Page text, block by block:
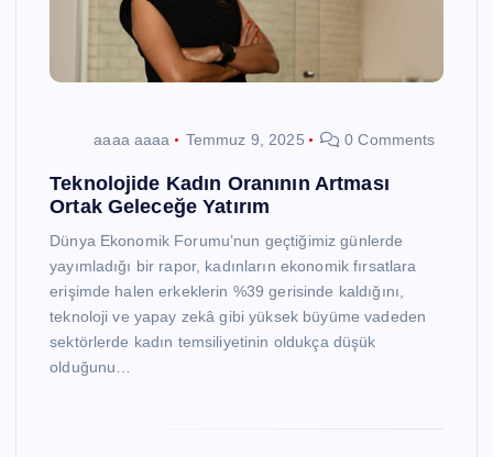
aaaa aaaa Temmuz 9, 2025 0 Comments
Teknolojide Kadın Oranının Artması
Ortak Geleceğe Yatırım
Dünya Ekonomik Forumu’nun geçtiğimiz günlerde
yayımladığı bir rapor, kadınların ekonomik fırsatlara
erişimde halen erkeklerin %39 gerisinde kaldığını,
teknoloji ve yapay zekâ gibi yüksek büyüme vadeden
sektörlerde kadın temsiliyetinin oldukça düşük
olduğunu…